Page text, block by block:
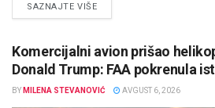
SAZNAJTE VIŠEDETAILS
Komercijalni avion prišao
Donald Trump: FAA pokrenula
BY MILENA STEVANOVIĆ AVGUST 6, 2026